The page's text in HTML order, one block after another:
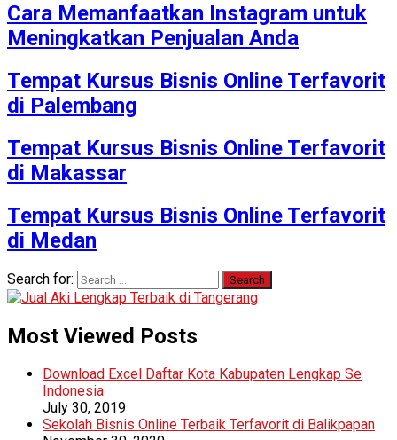
Cara Memanfaatkan Instagram untuk
Meningkatkan Penjualan Anda
Tempat Kursus Bisnis Online Terfavorit
di Palembang
Tempat Kursus Bisnis Online Terfavorit
di Makassar
Tempat Kursus Bisnis Online Terfavorit
di Medan
Search for:
Most Viewed Posts
Download Excel Daftar Kota Kabupaten Lengkap Se
Indonesia
July 30, 2019
Sekolah Bisnis Online Terbaik Terfavorit di Balikpapan